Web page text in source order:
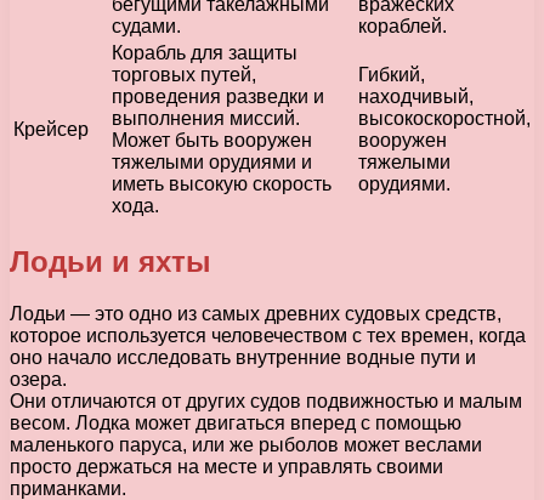
судами.
кораблей.
Крейсер
Корабль для защиты
торговых путей,
проведения разведки и
выполнения миссий.
Может быть вооружен
тяжелыми орудиями и
иметь высокую скорость
хода.
Гибкий,
находчивый,
высокоскоростной,
вооружен
тяжелыми
орудиями.
Лодьи и яхты
Лодьи — это одно из самых древних судовых средств,
которое используется человечеством с тех времен, когда
оно начало исследовать внутренние водные пути и
озера.
Они отличаются от других судов подвижностью и малым
весом. Лодка может двигаться вперед с помощью
маленького паруса, или же рыболов может веслами
просто держаться на месте и управлять своими
приманками.